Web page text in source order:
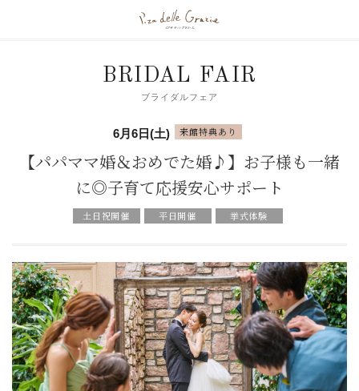
BRIDAL FAIR
ブライダルフェア
6月6日(土) 来館特典あり
【パパママ婚＆おめでた婚♪】お子様も一緒
に◎子育て応援安心サポート
土日祝開催 平日開催 挙式体験